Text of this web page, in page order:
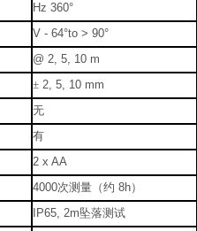
Hz 360°
V - 64°to > 90°
@ 2, 5, 10 m
± 2, 5, 10 mm
无
有
2 x AA
4000次测量（约 8h）
IP65, 2m坠落测试